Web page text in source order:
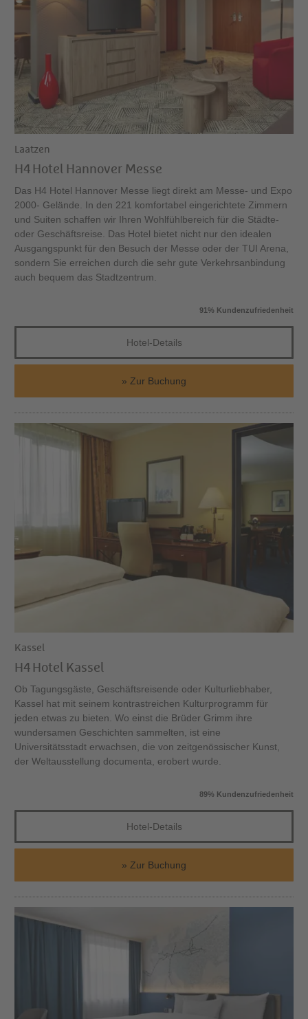
Laatzen
H4 Hotel Hannover Messe
Das H4 Hotel Hannover Messe liegt direkt am Messe- und Expo
2000- Gelände. In den 221 komfortabel eingerichtete Zimmern
und Suiten schaffen wir Ihren Wohlfühlbereich für die Städte-
oder Geschäftsreise. Das Hotel bietet nicht nur den idealen
Ausgangspunkt für den Besuch der Messe oder der TUI Arena,
sondern Sie erreichen durch die sehr gute Verkehrsanbindung
auch bequem das Stadtzentrum.
91% Kundenzufriedenheit
Hotel-Details
Zur Buchung
Kassel
H4 Hotel Kassel
Ob Tagungsgäste, Geschäftsreisende oder Kulturliebhaber,
Kassel hat mit seinem kontrastreichen Kulturprogramm für
jeden etwas zu bieten. Wo einst die Brüder Grimm ihre
wundersamen Geschichten sammelten, ist eine
Universitätsstadt erwachsen, die von zeitgenössischer Kunst,
der Weltausstellung documenta, erobert wurde.
89% Kundenzufriedenheit
Hotel-Details
Zur Buchung